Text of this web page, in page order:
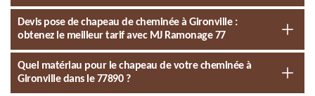
Devis pose de chapeau de cheminée à Gironville :
obtenez le meilleur tarif avec MJ Ramonage 77
Quel matériau pour le chapeau de votre cheminée à
Gironville dans le 77890 ?